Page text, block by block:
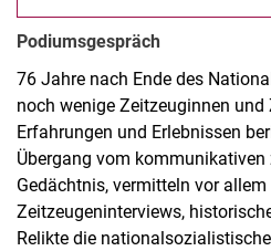
Podiumsgespräch
76 Jahre nach Ende des
noch wenige Zeitzeuginnen und
Erfahrungen und Erlebnissen
Übergang vom
Gedächtnis, vermitteln vor
Zeitzeugeninterviews,
Relikte die